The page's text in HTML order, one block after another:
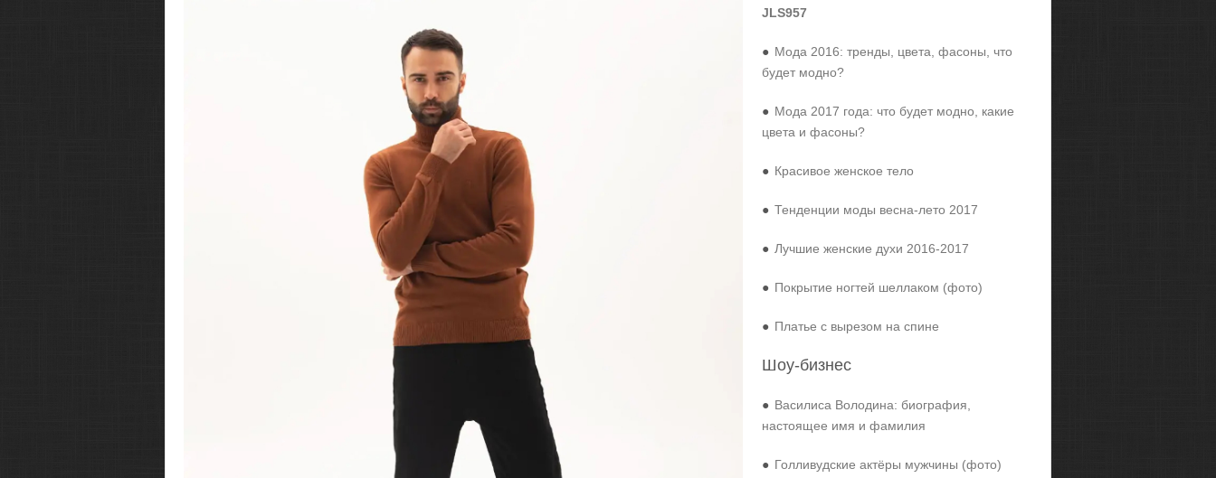
JLS957
● Мода 2016: тренды, цвета, фасоны, что
будет модно?
● Мода 2017 года: что будет модно, какие
цвета и фасоны?
● Красивое женское тело
● Тенденции моды весна-лето 2017
● Лучшие женские духи 2016-2017
● Покрытие ногтей шеллаком (фото)
● Платье с вырезом на спине
Шоу-бизнес
● Василиса Володина: биография,
настоящее имя и фамилия
● Голливудские актёры мужчины (фото)